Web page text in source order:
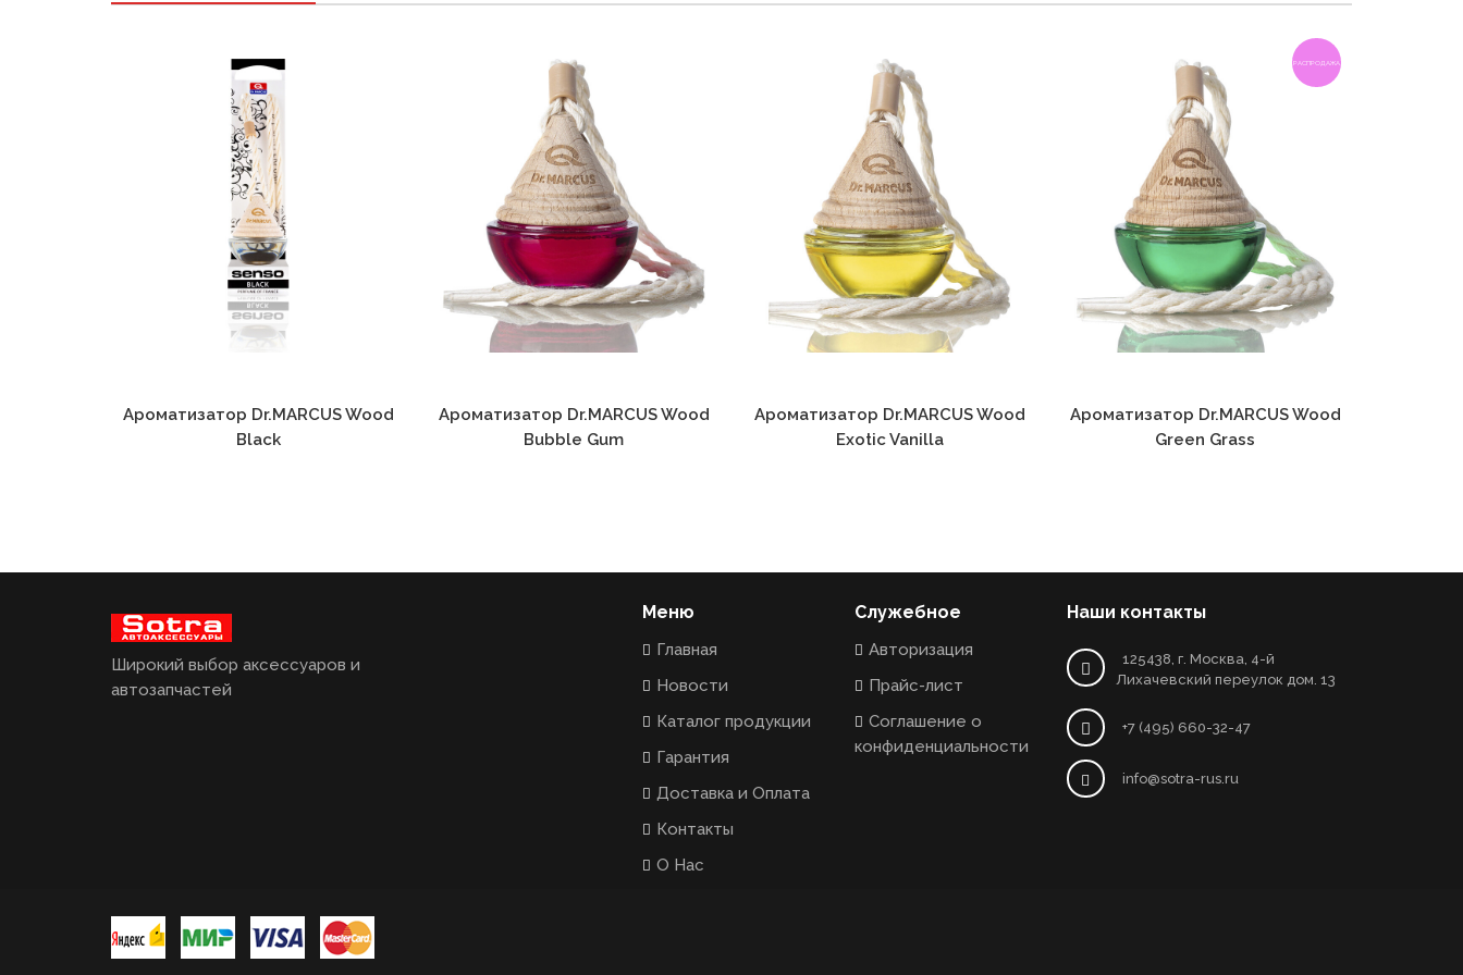
Ароматизатор Dr.MARCUS Wood
Black
Ароматизатор Dr.MARCUS Wood
Bubble Gum
Ароматизатор Dr.MARCUS Wood
Exotic Vanilla
РАСПРОДАЖА
Ароматизатор Dr.MARCUS Wood
Green Grass
Широкий выбор аксессуаров и
автозапчастей
Меню
Главная
Новости
Каталог продукции
Гарантия
Доставка и Оплата
Контакты
О Нас
Служебное
Авторизация
Прайс-лист
Соглашение о
конфиденциальности
Наши контакты
125438, г. Москва, 4-й
Лихачевский переулок дом. 13
+7 (495) 660-32-47
info@sotra-rus.ru